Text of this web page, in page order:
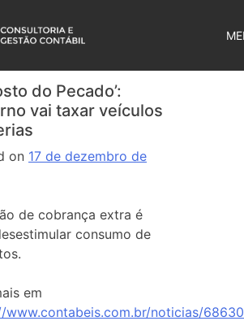
do Pecado’:
vai taxar veículos
on 17 de dezembro de
de cobrança extra é
consumo de
em
www.contabeis.com.br/noticias/